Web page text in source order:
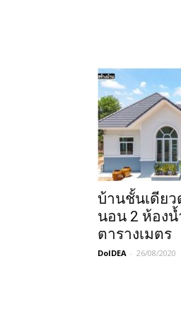
บ้านชั้นเดียว
นอน 2 ห้อง
ตารางเมตร
DoIDEA - 26/08/2020